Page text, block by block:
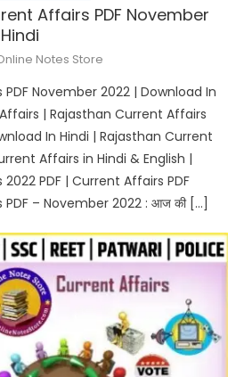
Affairs PDF November
Notes Store
November 2022 | Download In
| Rajasthan Current Affairs
In Hindi | Rajasthan Current
Affairs in Hindi & English |
PDF | Current Affairs PDF
– November 2022 : आज की […]